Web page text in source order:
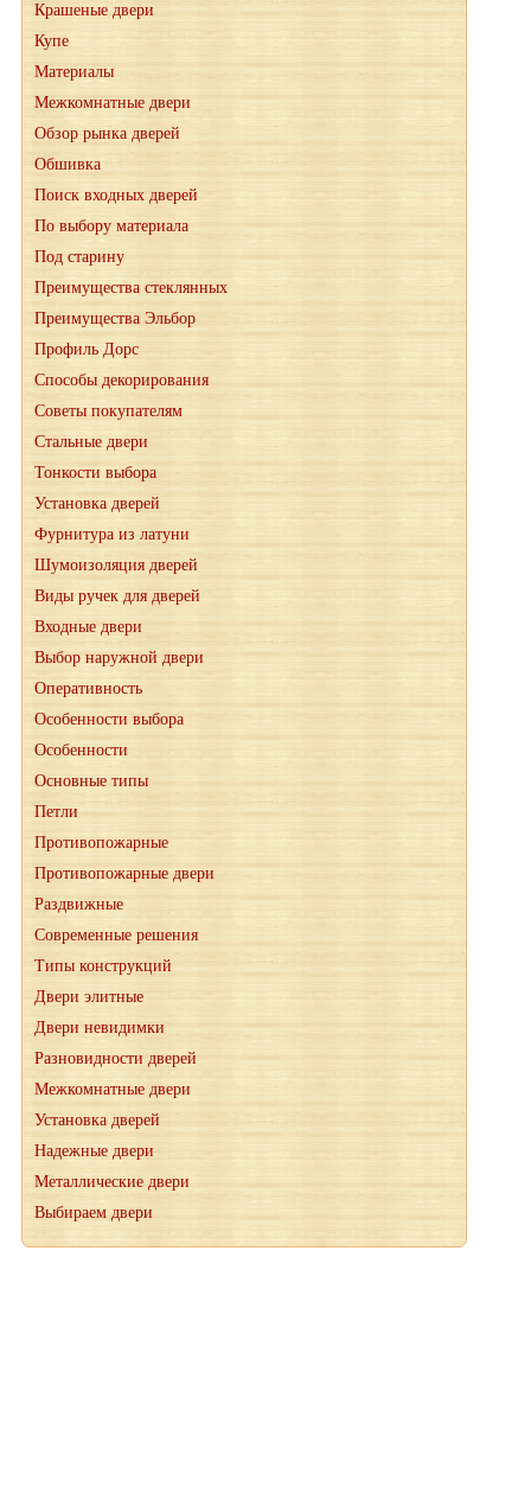
Крашеные двери
Купе
Материалы
Межкомнатные двери
Обзор рынка дверей
Обшивка
Поиск входных дверей
По выбору материала
Под старину
Преимущества стеклянных
Преимущества Эльбор
Профиль Дорс
Способы декорирования
Советы покупателям
Стальные двери
Тонкости выбора
Установка дверей
Фурнитура из латуни
Шумоизоляция дверей
Виды ручек для дверей
Входные двери
Выбор наружной двери
Оперативность
Особенности выбора
Особенности
Основные типы
Петли
Противопожарные
Противопожарные двери
Раздвижные
Современные решения
Типы конструкций
Двери элитные
Двери невидимки
Разновидности дверей
Межкомнатные двери
Установка дверей
Надежные двери
Металлические двери
Выбираем двери